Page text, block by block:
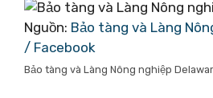
Nguồn: Bảo tàng và Làng
/ Facebook
Bảo tàng và Làng Nông nghiệp